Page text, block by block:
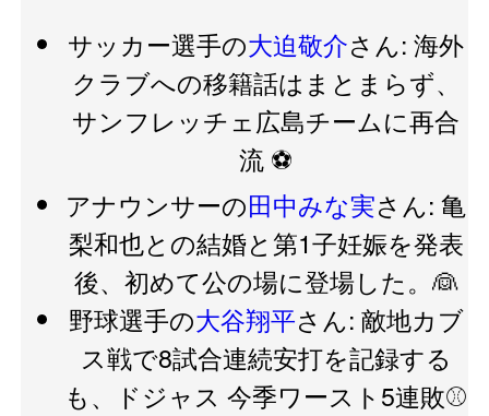
サッカー選手の大迫敬介さん: 海外
クラブへの移籍話はまとまらず、
サンフレッチェ広島チームに再合
流 ⚽️
アナウンサーの田中みな実さん: 亀
梨和也との結婚と第1子妊娠を発表
後、初めて公の場に登場した。👰
野球選手の大谷翔平さん: 敵地カブ
ス戦で8試合連続安打を記録する
も、ドジャス 今季ワースト5連敗⚾️